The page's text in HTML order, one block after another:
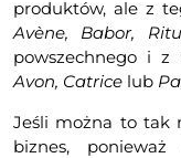
produktów, ale z
Avène, Babor,
powszechnego i z
Avon, Catrice lub
Jeśli można to tak
biznes,